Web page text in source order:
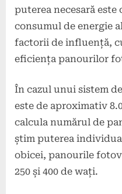
puterea necesară
consumul de energie
factorii de influență,
eficiența panourilor
În cazul unui sistem
este de aproximativ
calcula numărul de
știm puterea
obicei, panourile
250 și 400 de wați.